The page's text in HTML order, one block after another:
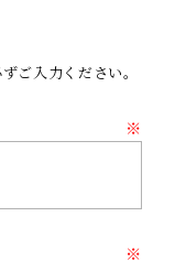
ご入力ください。
※
※